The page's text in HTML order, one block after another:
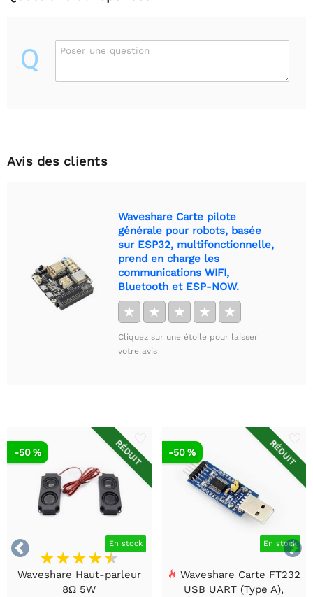
Q Poser une question
Avis des clients
Waveshare Carte pilote
générale pour robots, basée
sur ESP32, multifonctionnelle,
prend en charge les
communications WIFI,
Bluetooth et ESP-NOW.
★ ★ ★ ★ ★
Cliquez sur une étoile pour laisser
votre avis


RÉDUIT
En stock
-50 %
Waveshare Haut-parleur
8Ω 5W
RÉDUIT
En stock
-50 %
Waveshare Carte FT232
USB UART (Type A),